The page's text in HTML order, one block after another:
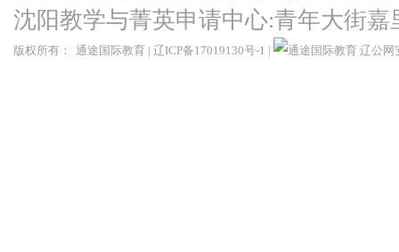
沈阳教学与菁英申请中心:青年大街
版权所有： 通途国际教育 | 辽ICP备17019130号-1 | 辽公网